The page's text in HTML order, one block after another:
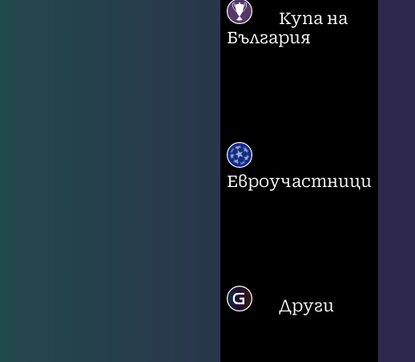
Купа на
България
Евроучастници
Други